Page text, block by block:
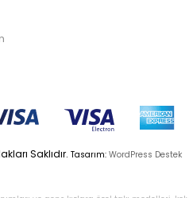
Saklıdır. Tasarım: WordPress Destek